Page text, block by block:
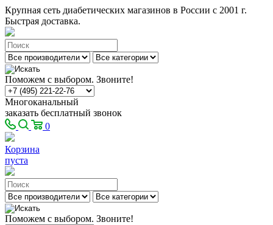
Крупная сеть диабетических магазинов в России с 2001 г.
Быстрая доставка.
Поможем с выбором. Звоните!
Многоканальный
заказать бесплатный звонок
0
Корзина
пуста
Поможем с выбором. Звоните!